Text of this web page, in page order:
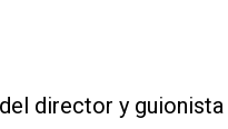
director y guionista